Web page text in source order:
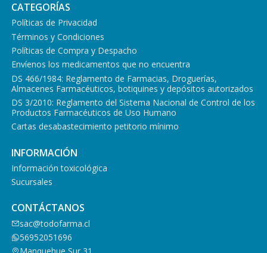
CATEGORÍAS
Políticas de Privacidad
Términos y Condiciones
Políticas de Compra y Despacho
Envíenos los medicamentos que no encuentra
DS 466/1984: Reglamento de Farmacias, Droguerías,
Almacenes Farmacéuticos, botiquines y depósitos autorizados
DS 3/2010: Reglamento del Sistema Nacional de Control de los
Productos Farmacéuticos de Uso Humano
Cartas desabastecimiento petitorio mínimo
INFORMACIÓN
Información toxicológica
Sucursales
CONTÁCTANOS
sac@todofarma.cl
56952051696